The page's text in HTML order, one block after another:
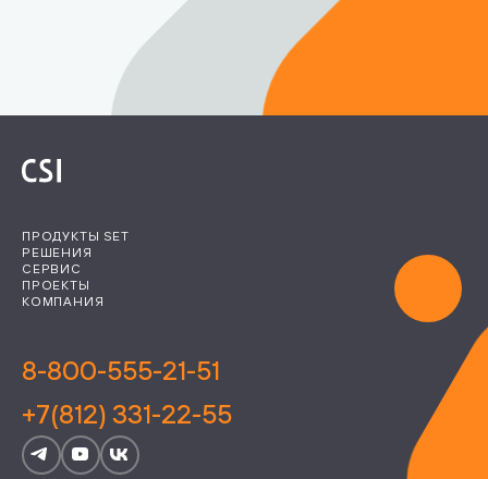
ПРОДУКТЫ SET
РЕШЕНИЯ
СЕРВИС
ПРОЕКТЫ
КОМПАНИЯ
8-800-555-21-51
+7(812) 331-22-55